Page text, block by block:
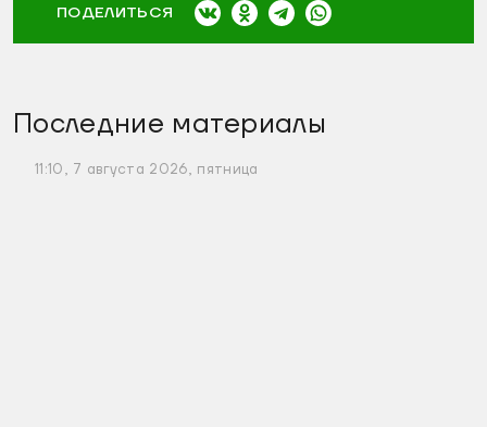
ПОДЕЛИТЬСЯ
Последние материалы
11:10, 7 августа 2026, пятница